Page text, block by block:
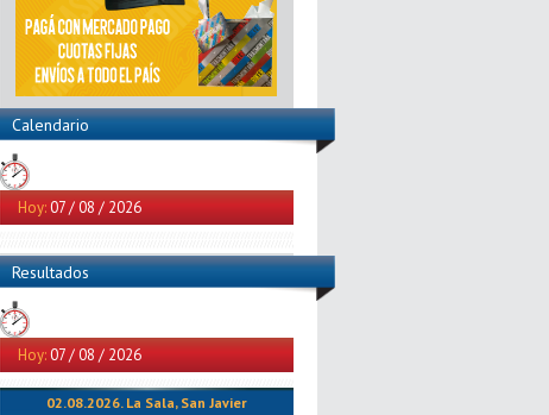
Calendario
Hoy:07 / 08 / 2026
Resultados
Hoy:07 / 08 / 2026
02.08.2026. La Sala, San Javier